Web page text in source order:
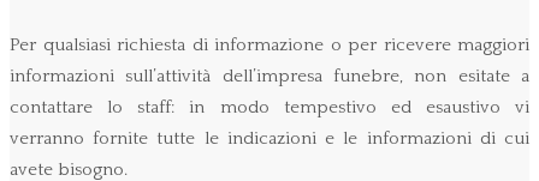
Per qualsiasi richiesta di informazione o per ricevere maggiori
informazioni sull’attività dell’impresa funebre, non esitate a
contattare lo staff: in modo tempestivo ed esaustivo vi
verranno fornite tutte le indicazioni e le informazioni di cui
avete bisogno.